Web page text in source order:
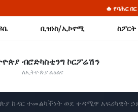
🔥 የባሕር በር ጥያቄ፦ የሰላምና የጋራ እድገት ጥሪ
ቢዝነስ/ኢኮኖሚ ስፖርት
ብሮድካስቲንግ ኮርፖሬሽን
ለኢትዮጵያ ልዕልና
ከዳር ተመልካችነት ወደ ቀዳሚዋ አፍሪካዊት